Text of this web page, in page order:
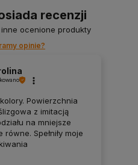
recenzji
ocenione produkty
opinie?
Powierzchnia
z imitacją
na mniejsze
Spełniły moje